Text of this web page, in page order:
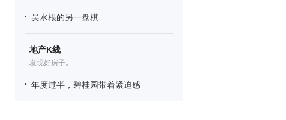
吴水根的另一盘棋
地产K线
发现好房子。
年度过半，碧桂园带着紧迫感